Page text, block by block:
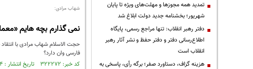
شهاب مرادی:
نمی گذارم بچه هایم
حجت الاسلام شهاب مرادی با
فارسی وان دارد؟
کد خبر: ۳۲۲۲۷۲ تاریخ انتشار : ۱۳۹۴/۱۰/۲۴
تمدید همه مجوزها و مهلت‌های ویژه تا پایان
شهریور؛ بخشنامه جدید دولت ابلاغ شد
دفتر رهبر انقلاب: تنها مراجع رسمی، پایگاه
اطلاع‌رسانی دفتر و دفتر حفظ و نشر آثار رهبر
انقلاب است
هزینه گزاف، دستاورد صفر؛ برگه رأی، پاسخی به